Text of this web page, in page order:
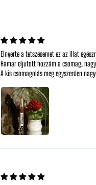
Elnyerte a tetszésemet ez az illat
Hamar eljutott hozzám a csomag,
A kis csomagolás meg egyszerűen